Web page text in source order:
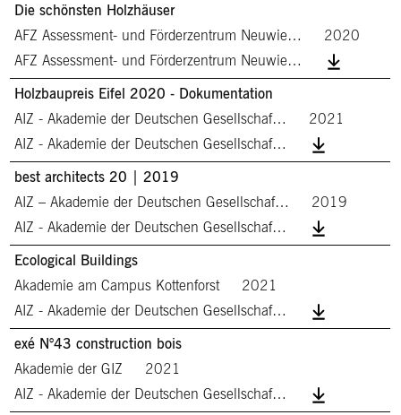
Die schönsten Holzhäuser
AFZ Assessment- und Förderzentrum Neuwie…
2020
AFZ Assessment- und Förderzentrum Neuwie…
Holzbaupreis Eifel 2020 - Dokumentation
AIZ - Akademie der Deutschen Gesellschaf…
2021
AIZ - Akademie der Deutschen Gesellschaf…
best architects 20 | 2019
AIZ – Akademie der Deutschen Gesellschaf…
2019
AIZ - Akademie der Deutschen Gesellschaf…
Ecological Buildings
Akademie am Campus Kottenforst
2021
AIZ - Akademie der Deutschen Gesellschaf…
exé N°43 construction bois
Akademie der GIZ
2021
AIZ - Akademie der Deutschen Gesellschaf…